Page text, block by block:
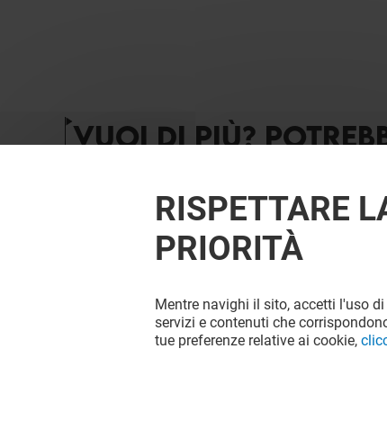
VUOI DI PIÙ?
RISPETTARE
PRIORITÀ
Mentre navighi il sito, accetti l'uso
servizi e contenuti che
tue preferenze relative ai cookie,